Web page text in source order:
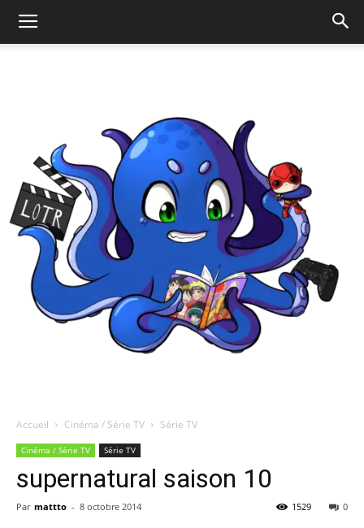
Accueil Cinéma / Série TV Série TV
Cinéma / Série TV Série TV
supernatural saison 10
Par mattto - 8 octobre 2014 0
1529